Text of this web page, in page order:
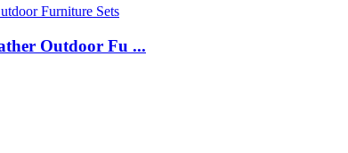
Outdoor Fu ...